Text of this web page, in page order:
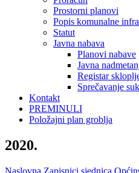
Prostorni planovi
Popis komunalne
Statut
Javna nabava
Planovi nabave
Javna
Registar
Sprečavanje
Kontakt
PREMINULI
Položajni plan groblja
2020.
Naslovna Zapisnici sjednica